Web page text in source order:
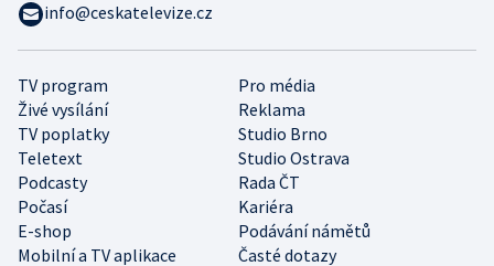
TV program
Pro média
Živé vysílání
Reklama
TV poplatky
Studio Brno
Teletext
Studio Ostrava
Podcasty
Rada ČT
Počasí
Kariéra
E-shop
Podávání námětů
Mobilní a TV aplikace
Časté dotazy
info@ceskatelevize.cz